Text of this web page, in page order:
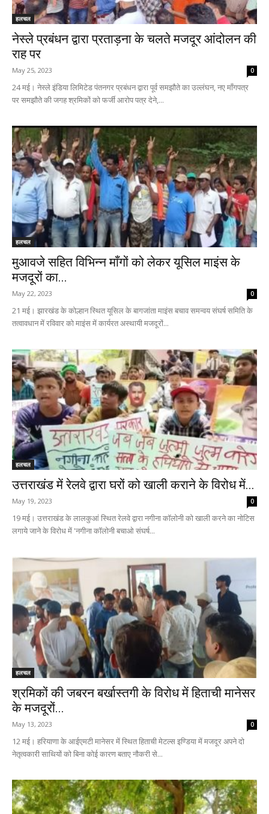
हलचल
नेस्ले प्रबंधन द्वारा प्रताड़ना के चलते मजदूर आंदोलन की
राह पर
May 25, 2023 0
24 मई। नेस्ले इंडिया लिमिटेड पंतनगर प्रबंधन द्वारा पूर्व समझौते का उल्लंघन, नए माँगपत्र
पर समझौते की जगह श्रमिकों को फर्जी आरोप पत्र देने,...
हलचल
मुआवजे सहित विभिन्न माँगों को लेकर यूसिल माइंस के
मजदूरों का...
May 22, 2023 0
21 मई। झारखंड के कोल्हान स्थित यूसिल के बागजांता माइंस बचाव समन्वय संघर्ष समिति के
तत्वावधान में रविवार को माइंस में कार्यरत अस्थायी मजदूरों...
हलचल
उत्तराखंड में रेलवे द्वारा घरों को खाली कराने के विरोध में...
May 19, 2023 0
19 मई। उत्तराखंड के लालकुआं स्थित रेलवे द्वारा नगीना कॉलोनी को खाली करने का नोटिस
लगाये जाने के विरोध में 'नगीना कॉलोनी बचाओ संघर्ष...
हलचल
श्रमिकों की जबरन बर्खास्तगी के विरोध में हिताची मानेसर
के मजदूरों...
May 13, 2023 0
12 मई। हरियाणा के आईएमटी मानेसर में स्थित हिताची मेटल्स इण्डिया में मजदूर अपने दो
नेतृत्वकारी साथियों को बिना कोई कारण बताए नौकरी से...